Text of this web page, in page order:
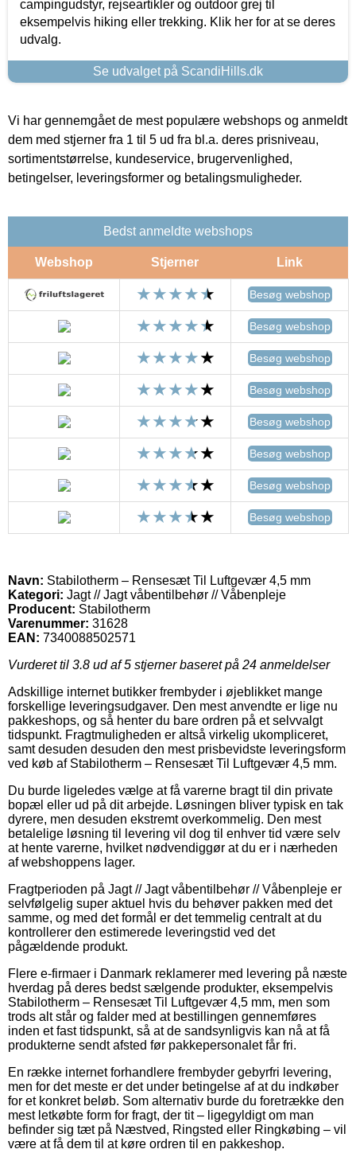
campingudstyr, rejseartikler og outdoor grej til
eksempelvis hiking eller trekking. Klik her for at se deres
udvalg.
Se udvalget på ScandiHills.dk
Vi har gennemgået de mest populære webshops og anmeldt
dem med stjerner fra 1 til 5 ud fra bl.a. deres prisniveau,
sortimentstørrelse, kundeservice, brugervenlighed,
betingelser, leveringsformer og betalingsmuligheder.
Bedst anmeldte webshops
Webshop Stjerner Link
Besøg webshop
Besøg webshop
Besøg webshop
Besøg webshop
Besøg webshop
Besøg webshop
Besøg webshop
Besøg webshop
Navn: Stabilotherm – Rensesæt Til Luftgevær 4,5 mm
Kategori: Jagt // Jagt våbentilbehør // Våbenpleje
Producent: Stabilotherm
Varenummer: 31628
EAN: 7340088502571
Vurderet til 3.8 ud af 5 stjerner baseret på 24 anmeldelser
Adskillige internet butikker frembyder i øjeblikket mange
forskellige leveringsudgaver. Den mest anvendte er lige nu
pakkeshops, og så henter du bare ordren på et selvvalgt
tidspunkt. Fragtmuligheden er altså virkelig ukompliceret,
samt desuden desuden den mest prisbevidste leveringsform
ved køb af Stabilotherm – Rensesæt Til Luftgevær 4,5 mm.
Du burde ligeledes vælge at få varerne bragt til din private
bopæl eller ud på dit arbejde. Løsningen bliver typisk en tak
dyrere, men desuden ekstremt overkommelig. Den mest
betalelige løsning til levering vil dog til enhver tid være selv
at hente varerne, hvilket nødvendiggør at du er i nærheden
af webshoppens lager.
Fragtperioden på Jagt // Jagt våbentilbehør // Våbenpleje er
selvfølgelig super aktuel hvis du behøver pakken med det
samme, og med det formål er det temmelig centralt at du
kontrollerer den estimerede leveringstid ved det
pågældende produkt.
Flere e-firmaer i Danmark reklamerer med levering på næste
hverdag på deres bedst sælgende produkter, eksempelvis
Stabilotherm – Rensesæt Til Luftgevær 4,5 mm, men som
trods alt står og falder med at bestillingen gennemføres
inden et fast tidspunkt, så at de sandsynligvis kan nå at få
produkterne sendt afsted før pakkepersonalet får fri.
En række internet forhandlere frembyder gebyrfri levering,
men for det meste er det under betingelse af at du indkøber
for et konkret beløb. Som alternativ burde du foretrække den
mest letkøbte form for fragt, der tit – ligegyldigt om man
befinder sig tæt på Næstved, Ringsted eller Ringkøbing – vil
være at få dem til at køre ordren til en pakkeshop.